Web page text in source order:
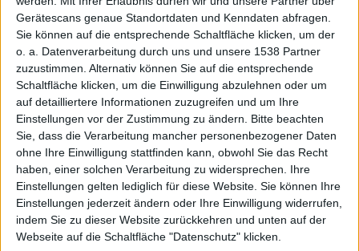
Gerätescans genaue Standortdaten und Kenndaten abfragen.
Sie können auf die entsprechende Schaltfläche klicken, um der
o. a. Datenverarbeitung durch uns und unsere 1538 Partner
zuzustimmen. Alternativ können Sie auf die entsprechende
Schaltfläche klicken, um die Einwilligung abzulehnen oder um
auf detailliertere Informationen zuzugreifen und um Ihre
Einstellungen vor der Zustimmung zu ändern.
Bitte beachten
Sie, dass die Verarbeitung mancher personenbezogener Daten
ohne Ihre Einwilligung stattfinden kann, obwohl Sie das Recht
haben, einer solchen Verarbeitung zu widersprechen. Ihre
Einstellungen gelten lediglich für diese Website. Sie können Ihre
Einstellungen jederzeit ändern oder Ihre Einwilligung widerrufen,
indem Sie zu dieser Website zurückkehren und unten auf der
Webseite auf die Schaltfläche "Datenschutz" klicken.
16